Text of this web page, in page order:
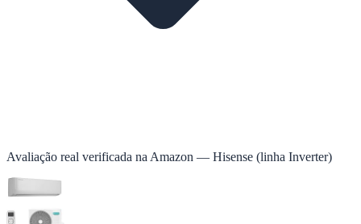
Avaliação real verificada na Amazon — Hisense (linha Inverter)